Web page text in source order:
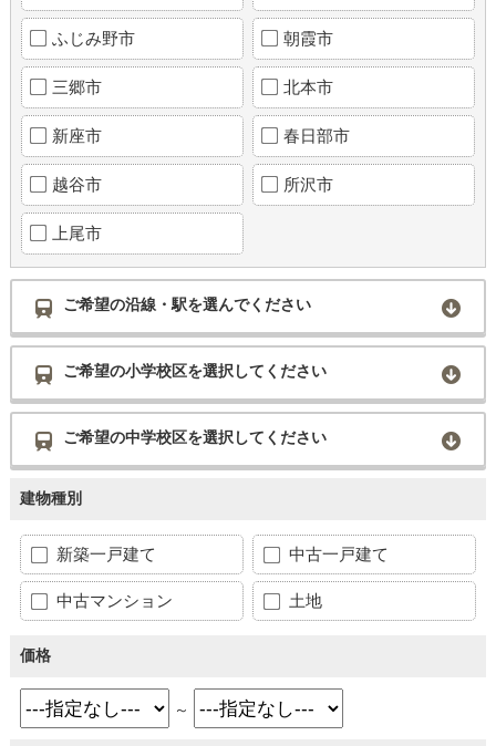
ふじみ野市 朝霞市
三郷市 北本市
新座市 春日部市
越谷市 所沢市
上尾市
ご希望の沿線・駅を選んでください
ご希望の小学校区を選択してください
ご希望の中学校区を選択してください
建物種別
新築一戸建て 中古一戸建て
中古マンション 土地
価格
～